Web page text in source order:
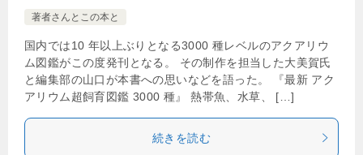
著者さんとこの本と
国内では10 年以上ぶりとなる3000 種レベルのアクアリウ
ム図鑑がこの度発刊となる。 その制作を担当した大美賀氏
と編集部の山口が本書への思いなどを語った。 『最新 アク
アリウム超飼育図鑑 3000 種』 熱帯魚、水草、 […]
続きを読む